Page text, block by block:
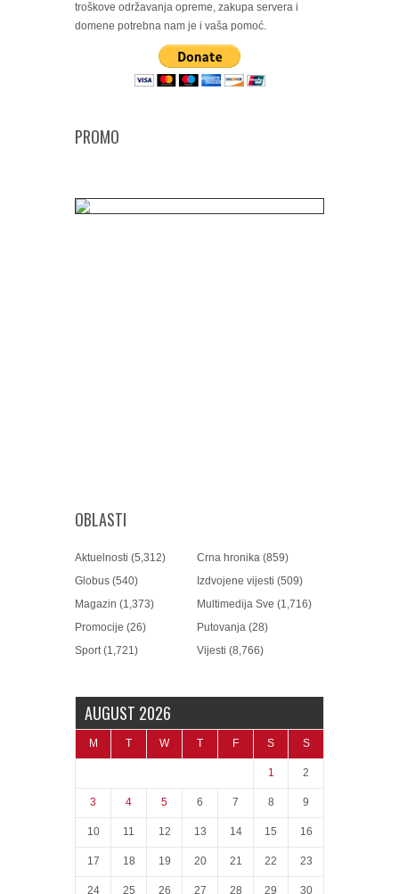
troškove održavanja opreme, zakupa servera i
domene potrebna nam je i vaša pomoć.
PROMO
OBLASTI
Globus(540)
Magazin(1,373) Multimedija Sve(1,716)
Promocije(26) Putovanja(28)
AUGUST 2026